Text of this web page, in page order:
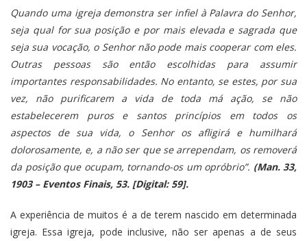
Quando uma igreja demonstra ser infiel à Palavra do Senhor,
seja qual for sua posição e por mais elevada e sagrada que
seja sua vocação, o Senhor não pode mais cooperar com eles.
Outras pessoas são então escolhidas para assumir
importantes responsabilidades. No entanto, se estes, por sua
vez, não purificarem a vida de toda má ação, se não
estabelecerem puros e santos princípios em todos os
aspectos de sua vida, o Senhor os afligirá e humilhará
dolorosamente, e, a não ser que se arrependam, os removerá
da posição que ocupam, tornando-os um opróbrio”. (Man. 33,
1903 – Eventos Finais, 53. [Digital: 59].
A experiência de muitos é a de terem nascido em determinada
igreja. Essa igreja, pode inclusive, não ser apenas a de seus